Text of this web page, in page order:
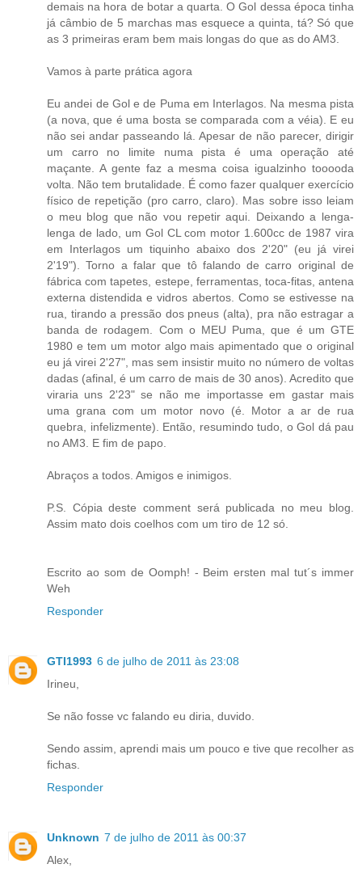
demais na hora de botar a quarta. O Gol dessa época tinha
já câmbio de 5 marchas mas esquece a quinta, tá? Só que
as 3 primeiras eram bem mais longas do que as do AM3.
Vamos à parte prática agora
Eu andei de Gol e de Puma em Interlagos. Na mesma pista
(a nova, que é uma bosta se comparada com a véia). E eu
não sei andar passeando lá. Apesar de não parecer, dirigir
um carro no limite numa pista é uma operação até
maçante. A gente faz a mesma coisa igualzinho tooooda
volta. Não tem brutalidade. É como fazer qualquer exercício
físico de repetição (pro carro, claro). Mas sobre isso leiam
o meu blog que não vou repetir aqui. Deixando a lenga-
lenga de lado, um Gol CL com motor 1.600cc de 1987 vira
em Interlagos um tiquinho abaixo dos 2'20" (eu já virei
2'19"). Torno a falar que tô falando de carro original de
fábrica com tapetes, estepe, ferramentas, toca-fitas, antena
externa distendida e vidros abertos. Como se estivesse na
rua, tirando a pressão dos pneus (alta), pra não estragar a
banda de rodagem. Com o MEU Puma, que é um GTE
1980 e tem um motor algo mais apimentado que o original
eu já virei 2'27", mas sem insistir muito no número de voltas
dadas (afinal, é um carro de mais de 30 anos). Acredito que
viraria uns 2'23" se não me importasse em gastar mais
uma grana com um motor novo (é. Motor a ar de rua
quebra, infelizmente). Então, resumindo tudo, o Gol dá pau
no AM3. E fim de papo.
Abraços a todos. Amigos e inimigos.
P.S. Cópia deste comment será publicada no meu blog.
Assim mato dois coelhos com um tiro de 12 só.
Escrito ao som de Oomph! - Beim ersten mal tut´s immer
Weh
Responder
GTI1993 6 de julho de 2011 às 23:08
Irineu,
Se não fosse vc falando eu diria, duvido.
Sendo assim, aprendi mais um pouco e tive que recolher as
fichas.
Responder
Unknown 7 de julho de 2011 às 00:37
Alex,